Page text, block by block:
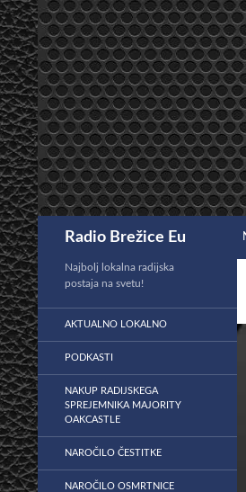
Preskoči
na
vsebino
Radio Brežice Eu
Najbolj lokalna radijska
postaja na svetu!
AKTUALNO LOKALNO
PODKASTI
NAKUP RADIJSKEGA
SPREJEMNIKA MAJORITY
OAKCASTLE
NAROČILO ČESTITKE
NAROČILO OSMRTNICE